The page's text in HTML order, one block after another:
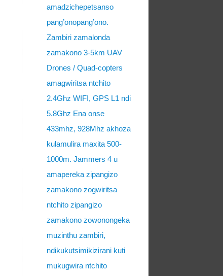
amadzichepetsanso
pang’onopang’ono.
Zambiri zamalonda
zamakono 3-5km UAV
Drones / Quad-copters
amagwiritsa ntchito
2.4Ghz WIFI, GPS L1 ndi
5.8Ghz Ena onse
433mhz, 928Mhz akhoza
kulamulira maxita 500-
1000m. Jammers 4 u
amapereka zipangizo
zamakono zogwiritsa
ntchito zipangizo
zamakono zowonongeka
muzinthu zambiri,
ndikukutsimikizirani kuti
mukugwira ntchito